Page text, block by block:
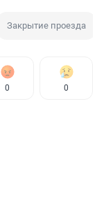
Закрытие проезда
0 0